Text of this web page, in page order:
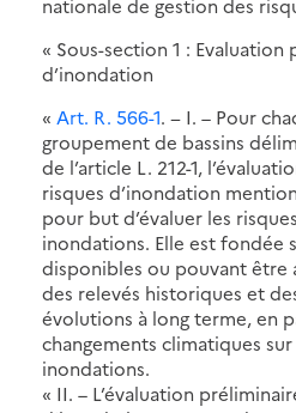
« Sous-section 1 :
d’inondation
« Art. R. 566-1. − I. – Pour
groupement de bassins
de l’article L. 212-1,
risques d’inondation
pour but d’évaluer les
inondations. Elle est fondée
disponibles ou pouvant être
des relevés historiques et
évolutions à long terme, en
changements climatiques
inondations.
« II. – L’évaluation